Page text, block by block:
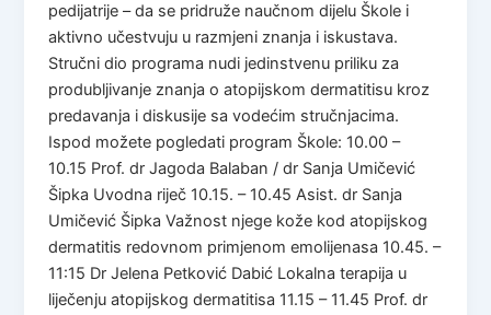
pedijatrije – da se pridruže naučnom dijelu Škole i
aktivno učestvuju u razmjeni znanja i iskustava.
Stručni dio programa nudi jedinstvenu priliku za
produbljivanje znanja o atopijskom dermatitisu kroz
predavanja i diskusije sa vodećim stručnjacima.
Ispod možete pogledati program Škole: 10.00 –
10.15 Prof. dr Jagoda Balaban / dr Sanja Umičević
Šipka Uvodna riječ 10.15. – 10.45 Asist. dr Sanja
Umičević Šipka Važnost njege kože kod atopijskog
dermatitis redovnom primjenom emolijenasa 10.45. –
11:15 Dr Jelena Petković Dabić Lokalna terapija u
liječenju atopijskog dermatitisa 11.15 – 11.45 Prof. dr